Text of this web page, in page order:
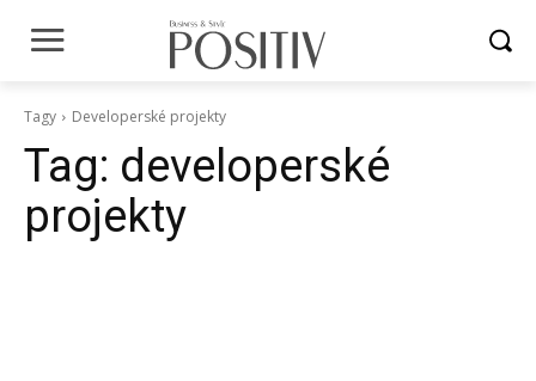
Tagy Developerské projekty
Tag: developerské
projekty